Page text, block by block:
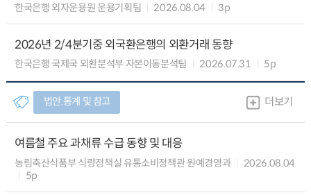
한국은행 외자운용원 운용기획팀 2026.08.04 3p
2026년 2/4분기중 외국환은행의 외환거래 동향
한국은행 국제국 외환분석부 자본이동분석팀 2026.07.31 5p
법안.통계 및 참고 더보기
여름철 주요 과채류 수급 동향 및 대응
농림축산식품부 식량정책실 유통소비정책관 원예경영과
2026.08.04
5p